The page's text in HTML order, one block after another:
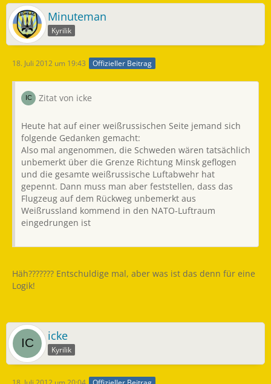
Minuteman
Kyrilik
18. Juli 2012 um 19:43 Offizieller Beitrag
Zitat von icke
Heute hat auf einer weißrussischen Seite jemand sich
folgende Gedanken gemacht:
Also mal angenommen, die Schweden wären tatsächlich
unbemerkt über die Grenze Richtung Minsk geflogen
und die gesamte weißrussische Luftabwehr hat
gepennt. Dann muss man aber feststellen, dass das
Flugzeug auf dem Rückweg unbemerkt aus
Weißrussland kommend in den NATO-Luftraum
eingedrungen ist
Häh??????? Entschuldige mal, aber was ist das denn für eine
Logik!
icke
Kyrilik